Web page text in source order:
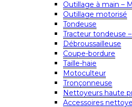
Outillage à main –
Outillage motorisé
Tondeuse
Tracteur tondeuse
Débroussailleuse
Coupe-bordure
Taille-haie
Motoculteur
Tronçonneuse
Nettoyeurs haute
Accessoires